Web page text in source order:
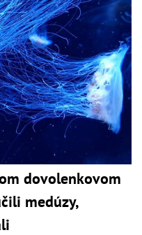
dovolenkovom
medúzy,